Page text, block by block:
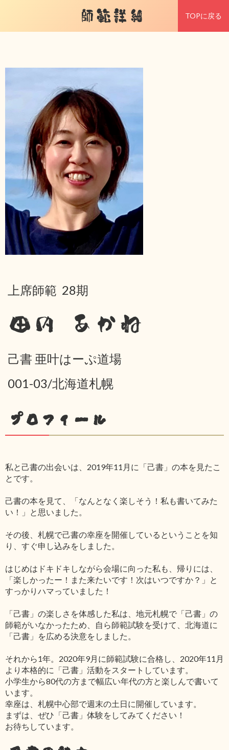
師範詳細 TOPに戻る
上席師範 28期
田内 あかね
己書 亜叶はーぷ道場
001-03/北海道札幌
プロフィール
私と己書の出会いは、2019年11月に「己書」の本を見たこ
とです。
己書の本を見て、「なんとなく楽しそう！私も書いてみた
い！」と思いました。
その後、札幌で己書の幸座を開催しているということを知
り、すぐ申し込みをしました。
はじめはドキドキしながら会場に向った私も、帰りには、
「楽しかったー！また来たいです！次はいつですか？」と
すっかりハマっていました！
「己書」の楽しさを体感した私は、地元札幌で「己書」の
師範がいなかったため、自ら師範試験を受けて、北海道に
「己書」を広める決意をしました。
それから1年。2020年9月に師範試験に合格し、2020年11月
より本格的に「己書」活動をスタートしています。
小学生から80代の方まで幅広い年代の方と楽しんで書いて
います。
幸座は、札幌中心部で週末の土日に開催しています。
まずは、ぜひ「己書」体験をしてみてください！
お待ちしています。